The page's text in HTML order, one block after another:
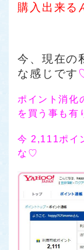
購入出来る
今、現在の
な感じです
ポイント消化
を買う事も有
今 2,111ポイ
な♡